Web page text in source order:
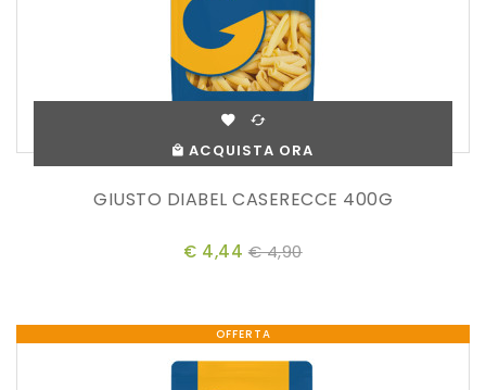
ACQUISTA ORA
GIUSTO DIABEL CASERECCE 400G
€ 4,44 € 4,90
OFFERTA